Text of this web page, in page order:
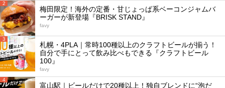
2
梅田限定！海外の定番・甘じょっぱ系ベーコンジャムバ
ーガーが新登場『BRISK STAND』
favy
3
札幌・4PLA｜常時100種以上のクラフトビールが揃う！
自分で手にとって飲み比べもできる『クラフトビール
100』
favy
4
富山駅｜ビールだけで20種以上！独自ブレンドに“泡だ